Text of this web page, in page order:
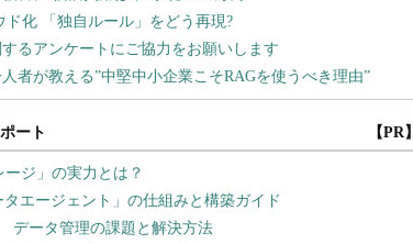
ート 【PR】
ジ」の実力とは？
エージェント」の仕組みと構築ガイド
データ管理の課題と解決方法